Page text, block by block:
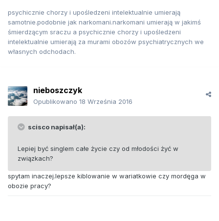
psychicznie chorzy i upośledzeni intelektualnie umierają
samotnie.podobnie jak narkomani.narkomani umierają w jakimś
śmierdzącym sraczu a psychicznie chorzy i upośledzeni
intelektualnie umierają za murami obozów psychiatrycznych we
własnych odchodach.
nieboszczyk
Opublikowano 18 Września 2016
scisco napisał(a):
Lepiej być singlem całe życie czy od młodości żyć w
związkach?
spytam inaczej.lepsze kiblowanie w wariatkowie czy mordęga w
obozie pracy?